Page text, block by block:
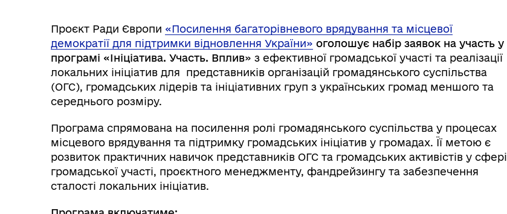
Проєкт Ради Європи «Посилення багаторівневого врядування та місцевої
демократії для підтримки відновлення України» оголошує набір заявок на участь у
програмі «Ініціатива. Участь. Вплив» з ефективної громадської участі та реалізації
локальних ініціатив для представників організацій громадянського суспільства
(ОГС), громадських лідерів та ініціативних груп з українських громад меншого та
середнього розміру.
Програма спрямована на посилення ролі громадянського суспільства у процесах
місцевого врядування та підтримку громадських ініціатив у громадах. Її метою є
розвиток практичних навичок представників ОГС та громадських активістів у сфері
громадської участі, проєктного менеджменту, фандрейзингу та забезпечення
сталості локальних ініціатив.